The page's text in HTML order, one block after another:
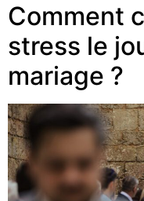
Comment
stress le
mariage ?